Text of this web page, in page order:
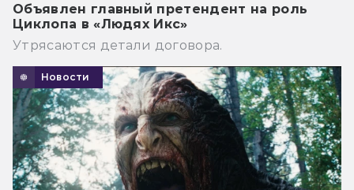
Объявлен главный претендент на роль
Циклопа в «Людях Икс»
Утрясаются детали договора.
Новости